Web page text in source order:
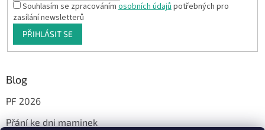
Souhlasím se zpracovánímosobních údajůpotřebných pro
zasílání newsletterů
PŘIHLÁSIT SE
Blog
PF 2026
Přání ke dni maminek